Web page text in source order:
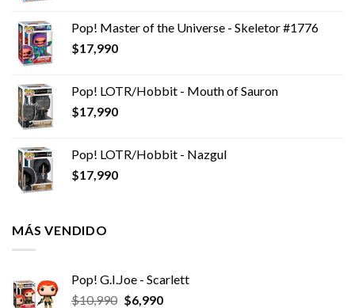
Pop! Master of the Universe - Skeletor #1776
$17,990
Pop! LOTR/Hobbit - Mouth of Sauron
$17,990
Pop! LOTR/Hobbit - Nazgul
$17,990
MÁS VENDIDO
Pop! G.I.Joe - Scarlett
$10,990 El
$6,990El